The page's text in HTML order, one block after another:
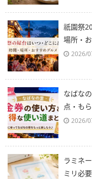
祇園祭
場所・
2026/
なばな
点・も
2026/
ラミネ
ミリ必